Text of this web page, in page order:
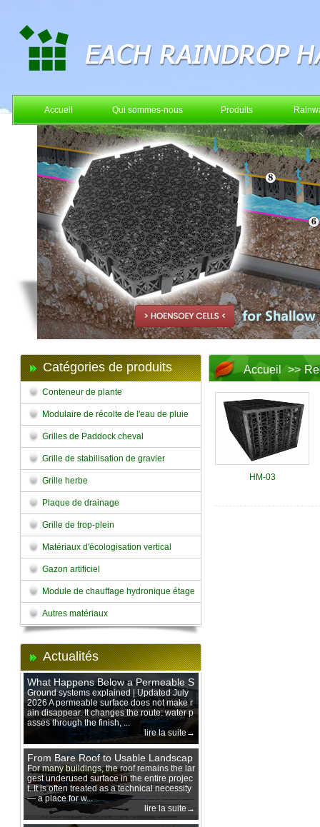
Accueil Qui sommes-nous Produits
Catégories de produits
Conteneur de plante
Modulaire de récolte de l'eau de pluie
Grilles de Paddock cheval
Grille de stabilisation de gravier
Grille herbe
Plaque de drainage
Grille de trop-plein
Matériaux d'écologisation vertical
Gazon artificiel
Module de chauffage hydronique étage
Autres matériaux
Actualités
What Happens Below a Permeable S
urface During Heavy Rain?
Ground systems explained | Updated July
2026 A permeable surface does not make r
ain disappear. It changes the route: water p
asses through the finish, ...
lire la suite→
From Bare Roof to Usable Landscap
e: Designing with 200 mm Green Ro
of Trays
For many buildings, the roof remains the lar
gest underused surface in the entire projec
t. It is often treated as a technical necessity
— a place for w...
lire la suite→
Accueil >>
HM-03